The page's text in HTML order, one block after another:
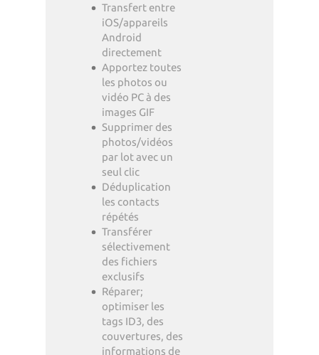
Transfert entre
iOS/appareils
Android
directement
Apportez toutes
les photos ou
vidéo PC à des
images GIF
Supprimer des
photos/vidéos
par lot avec un
seul clic
Déduplication
les contacts
répétés
Transférer
sélectivement
des fichiers
exclusifs
Réparer;
optimiser les
tags ID3, des
couvertures, des
informations de